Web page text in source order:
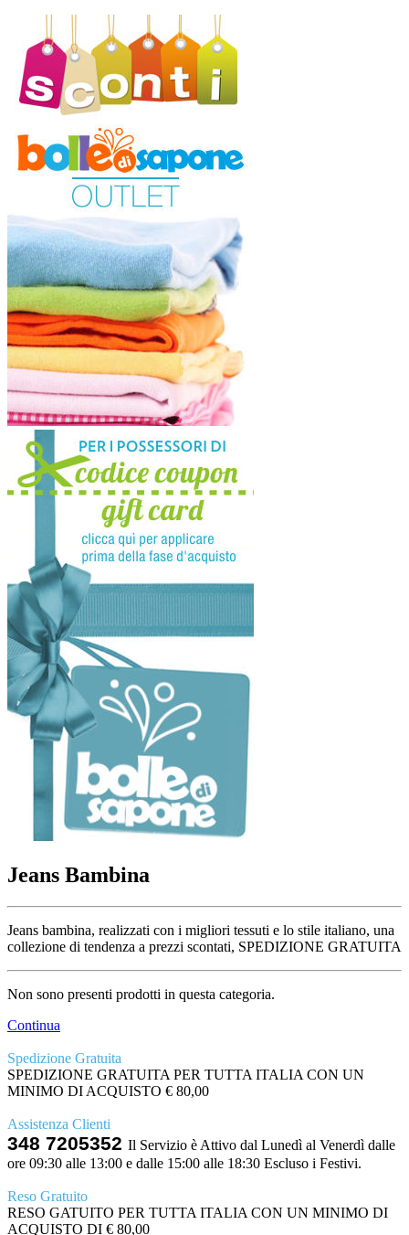
Jeans Bambina
Jeans bambina, realizzati con i migliori tessuti e lo stile italiano, una
collezione di tendenza a prezzi scontati, SPEDIZIONE GRATUITA
Non sono presenti prodotti in questa categoria.
Continua
Spedizione Gratuita
SPEDIZIONE GRATUITA PER TUTTA ITALIA CON UN
MINIMO DI ACQUISTO € 80,00
Assistenza Clienti
348 7205352 Il Servizio è Attivo dal Lunedì al Venerdì dalle
ore 09:30 alle 13:00 e dalle 15:00 alle 18:30 Escluso i Festivi.
Reso Gratuito
RESO GATUITO PER TUTTA ITALIA CON UN MINIMO DI
ACQUISTO DI € 80,00